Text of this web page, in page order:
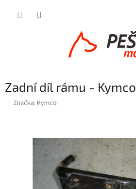
Zadní díl rámu - Kymco
Značka: Kymco